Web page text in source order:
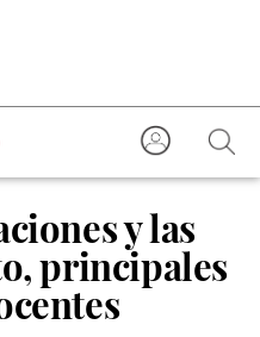
y las
principales